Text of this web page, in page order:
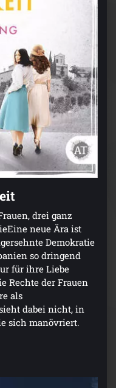
drei ganz
neue Ära ist
Demokratie
so dringend
für ihre Liebe
Rechte der Frauen
als
dabei nicht, in
sich manövriert.